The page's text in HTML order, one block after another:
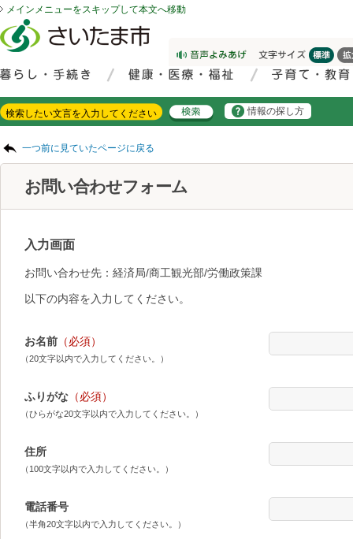
メインメニューをスキップして本文へ移動
情報の探し方
一つ前に見ていたページに戻る
お問い合わせフォーム
入力画面
お問い合わせ先：経済局/商工観光部/労働政策課
以下の内容を入力してください。
お名前 （必須）
（20文字以内で入力してください。）
ふりがな （必須）
（ひらがな20文字以内で入力してください。）
住所
（100文字以内で入力してください。）
電話番号
（半角20文字以内で入力してください。）